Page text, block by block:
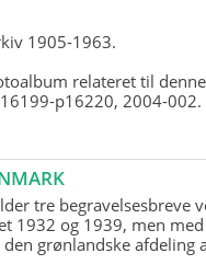
1905-1963.
relateret til denne
p16220, 2004-002.
tre begravelsesbreve
1932 og 1939, men
grønlandske afdeling